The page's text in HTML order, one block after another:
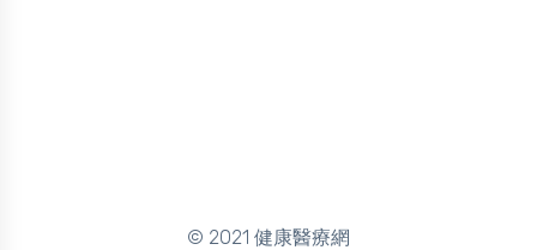
© 2021 健康醫療網